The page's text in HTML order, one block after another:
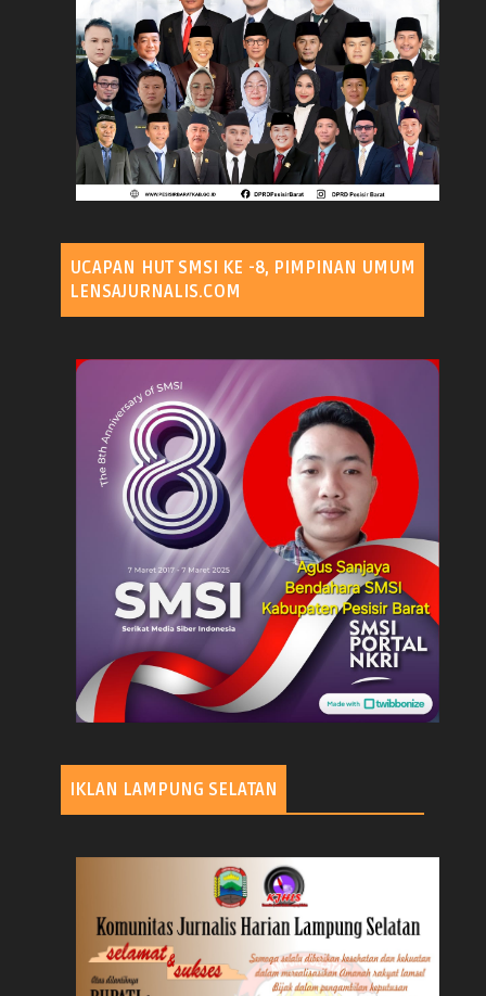
UCAPAN HUT SMSI KE -8, PIMPINAN UMUM
LENSAJURNALIS.COM
IKLAN LAMPUNG SELATAN